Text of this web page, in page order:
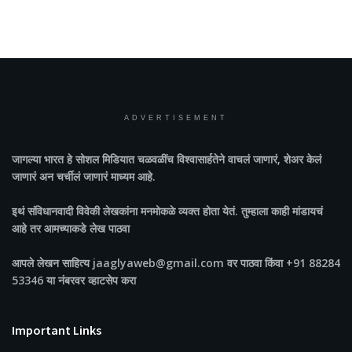
ADVERTISEMENT
जागल्या भारतहे सोशल मिडियात चळवळींच विश्वासार्हतेने वाचलं जाणारं, शेअर केलं
जाणारं अन चर्चीलं जाणारं माध्यम आहे.
इथं संविधानवादी विवेकी लेखकांना मनमोकळे व्यक्त होता येतं. तुम्हाला काही मांडायचं
आहे तर आमच्याकडे लेख पाठवा
आपले लेखन साहित्य jaaglyaweb@gmail.com वर पाठवा किंवा +91 88284
53346 या नंबरवर व्हाटसेप करा
Important Links